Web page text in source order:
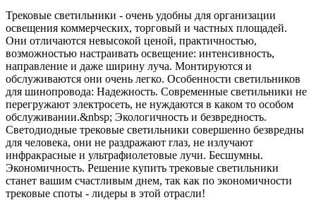
Трековые светильники - очень удобны для организации
освещения коммерческих, торговый и частных площадей.
Они отличаются невысокой ценой, практичностью,
возможностью настраивать освещение: интенсивность,
направление и даже ширину луча. Монтируются и
обслуживаются они очень легко. Особенности светильников
для шинопровода: Надежность. Современные светильники не
перегружают электросеть, не нуждаются в каком то особом
обслуживании.&nbsp; Экологичность и безвредность.
Светодиодные трековые светильники совершенно безвредны
для человека, они не раздражают глаз, не излучают
инфракрасные и ультрафиолетовые лучи. Бесшумны.
Экономичность. Решение купить трековые светильники
станет вашим счастливым днем, так как по экономичности
трековые споты - лидеры в этой отрасли!